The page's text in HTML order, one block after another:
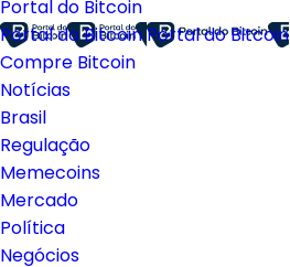
Portal do Bitcoin
Portal do BitcoinPortal do Bitcoin
Compre Bitcoin
Notícias
Brasil
Regulação
Memecoins
Mercado
Política
Negócios